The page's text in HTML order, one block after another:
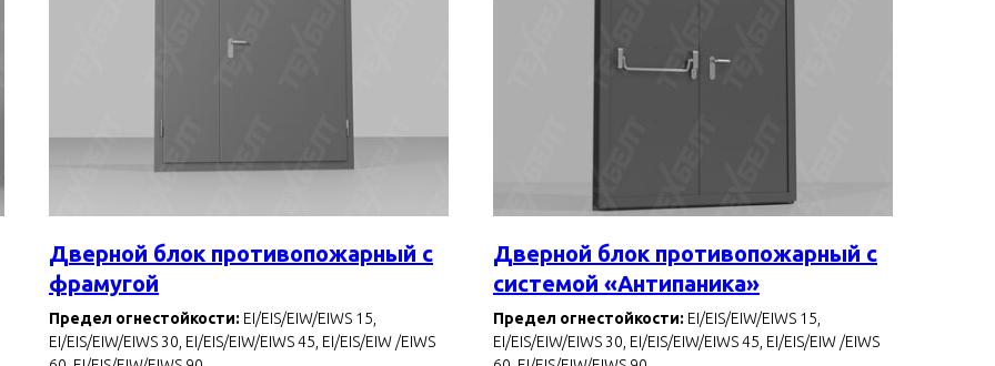
Дверной блок противопожарный с
фрамугой
Предел огнестойкости: EI/EIS/EIW/EIWS 15,
EI/EIS/EIW/EIWS 30, EI/EIS/EIW/EIWS 45, EI/EIS/EIW /EIWS
Дверной блок противопожарный с
системой «Антипаника»
Предел огнестойкости: EI/EIS/EIW/EIWS 15,
EI/EIS/EIW/EIWS 30, EI/EIS/EIW/EIWS 45, EI/EIS/EIW /EIWS